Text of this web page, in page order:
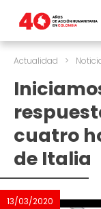
Actualidad >
cuatro
de Italia
13/03/2020